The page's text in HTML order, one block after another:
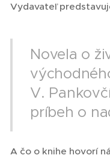
Vydavateľ
Novela o
V.
príbeh o
A čo o knihe hovorí